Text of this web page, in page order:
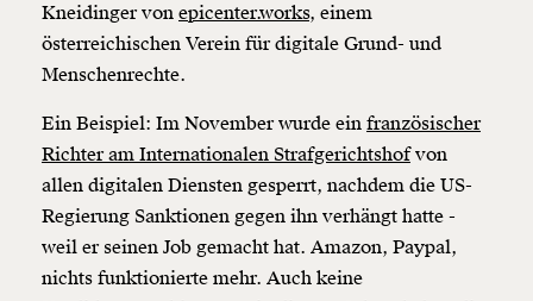
Kneidinger von epicenter.works, einem
österreichischen Verein für digitale Grund- und
Menschenrechte.
Ein Beispiel: Im November wurde ein französischer
Richter am Internationalen Strafgerichtshofvon
allen digitalen Diensten gesperrt, nachdem die US-
Regierung Sanktionen gegen ihn verhängt hatte -
weil er seinen Job gemacht hat. Amazon, Paypal,
nichts funktionierte mehr. Auch keine